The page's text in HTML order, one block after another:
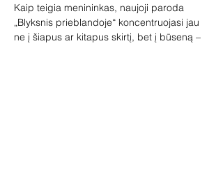
Kaip teigia menininkas, naujoji paroda
„Blyksnis prieblandoje“ koncentruojasi jau
ne į šiapus ar kitapus skirtį, bet į būseną –